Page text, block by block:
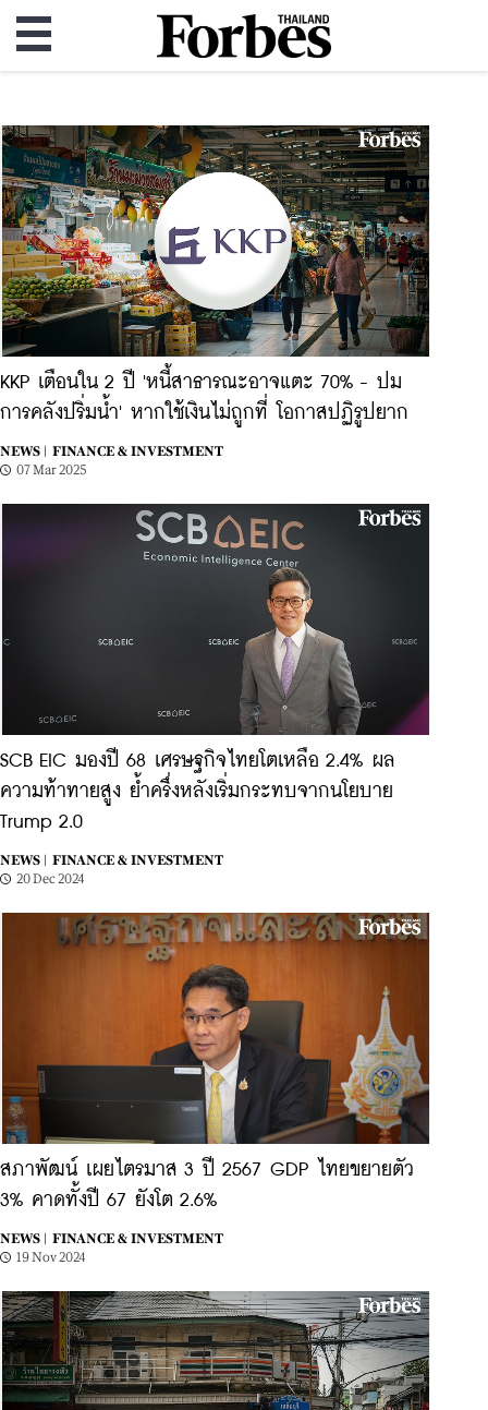
KKP เตือนใน 2 ปี 'หนี้สาธารณะอาจแตะ 70% - ปม
การคลังปริ่มน้ำ' หากใช้เงินไม่ถูกที่ โอกาสปฏิรูปยาก
NEWS |
FINANCE & INVESTMENT
07 Mar 2025
SCB EIC มองปี 68 เศรษฐกิจไทยโตเหลือ 2.4% ผล
ความท้าทายสูง ย้ำครึ่งหลังเริ่มกระทบจากนโยบาย
Trump 2.0
NEWS |
FINANCE & INVESTMENT
20 Dec 2024
สภาพัฒน์ เผยไตรมาส 3 ปี 2567 GDP ไทยขยายตัว
3% คาดทั้งปี 67 ยังโต 2.6%
NEWS |
FINANCE & INVESTMENT
19 Nov 2024